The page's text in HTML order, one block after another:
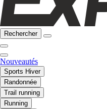
Rechercher
Nouveautés
Sports Hiver
Randonnée
Trail running
Running